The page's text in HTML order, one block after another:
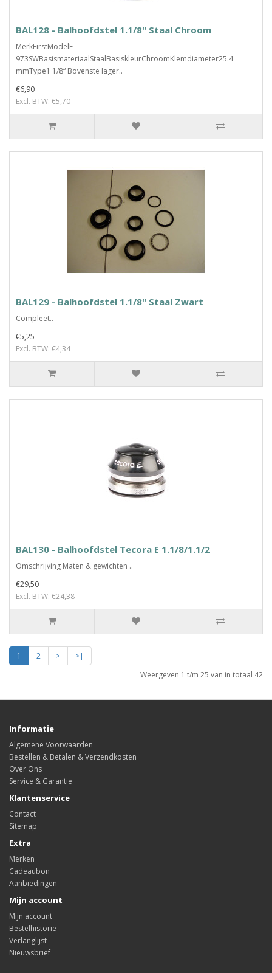
BAL128 - Balhoofdstel 1.1/8" Staal Chroom
MerkFirstModelF-
973SWBasismateriaalStaalBasiskleurChroomKlemdiameter25.4
mmType1 1/8“ Bovenste lager..
€6,90
Excl. BTW: €5,70
BAL129 - Balhoofdstel 1.1/8" Staal Zwart
Compleet..
€5,25
Excl. BTW: €4,34
BAL130 - Balhoofdstel Tecora E 1.1/8/1.1/2
Omschrijving Maten & gewichten ..
€29,50
Excl. BTW: €24,38
1 2 >
>|
Weergeven 1 t/m 25 van in totaal 42
Informatie
Algemene Voorwaarden
Bestellen & Betalen & Verzendkosten
Over Ons
Service & Garantie
Klantenservice
Contact
Sitemap
Extra
Merken
Cadeaubon
Aanbiedingen
Mijn account
Mijn account
Bestelhistorie
Verlanglijst
Nieuwsbrief